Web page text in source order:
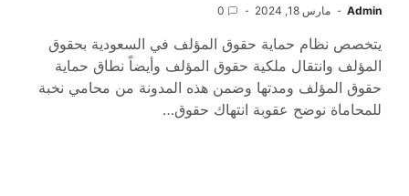
Admin مارس 18, 2024 0
يتخصص نظام حماية حقوق المؤلف في السعودية بحقوق
المؤلف وانتقال ملكية حقوق المؤلف وأيضاً نطاق حماية
حقوق المؤلف ومدتها وضمن هذه المدونة من محامي نخبة
للمحاماة نوضح عقوبة انتهاك حقوق…